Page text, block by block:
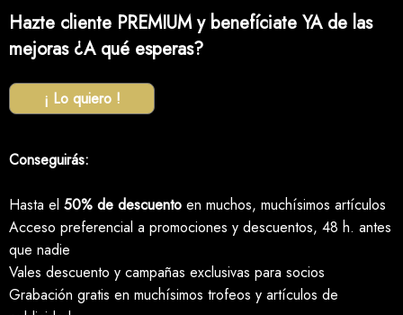
Hazte cliente PREMIUM y benefíciate YA de las
mejoras ¿A qué esperas?
¡ Lo quiero !
Conseguirás:
Hasta el 50% de descuento en muchos, muchísimos artículos
Acceso preferencial a promociones y descuentos, 48 h. antes
que nadie
Vales descuento y campañas exclusivas para socios
Grabación gratis en muchísimos trofeos y artículos de